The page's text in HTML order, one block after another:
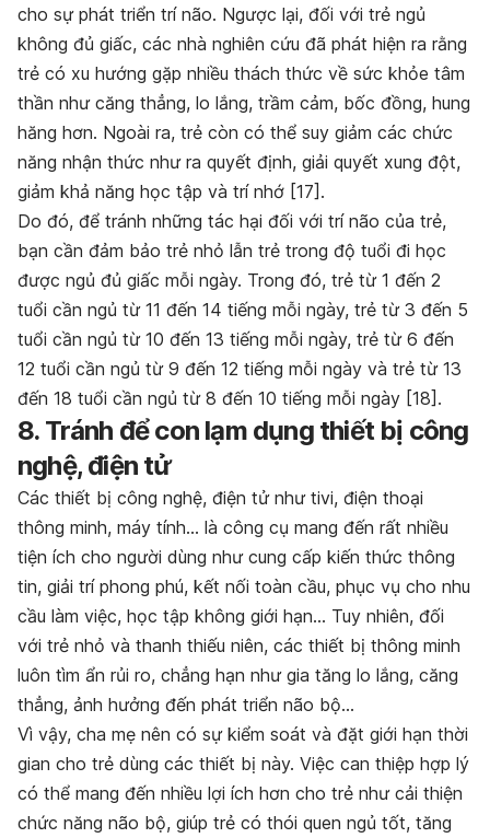
cho sự phát triển trí não. Ngược lại, đối với trẻ ngủ
không đủ giấc, các nhà nghiên cứu đã phát hiện ra rằng
trẻ có xu hướng gặp nhiều thách thức về sức khỏe tâm
thần như căng thẳng, lo lắng, trầm cảm, bốc đồng, hung
hăng hơn. Ngoài ra, trẻ còn có thể suy giảm các chức
năng nhận thức như ra quyết định, giải quyết xung đột,
giảm khả năng học tập và trí nhớ [17].
Do đó, để tránh những tác hại đối với trí não của trẻ,
bạn cần đảm bảo trẻ nhỏ lẫn trẻ trong độ tuổi đi học
được ngủ đủ giấc mỗi ngày. Trong đó, trẻ từ 1 đến 2
tuổi cần ngủ từ 11 đến 14 tiếng mỗi ngày, trẻ từ 3 đến 5
tuổi cần ngủ từ 10 đến 13 tiếng mỗi ngày, trẻ từ 6 đến
12 tuổi cần ngủ từ 9 đến 12 tiếng mỗi ngày và trẻ từ 13
đến 18 tuổi cần ngủ từ 8 đến 10 tiếng mỗi ngày [18].
8. Tránh để con lạm dụng thiết bị công
nghệ, điện tử
Các thiết bị công nghệ, điện tử như tivi, điện thoại
thông minh, máy tính… là công cụ mang đến rất nhiều
tiện ích cho người dùng như cung cấp kiến thức thông
tin, giải trí phong phú, kết nối toàn cầu, phục vụ cho nhu
cầu làm việc, học tập không giới hạn… Tuy nhiên, đối
với trẻ nhỏ và thanh thiếu niên, các thiết bị thông minh
luôn tìm ẩn rủi ro, chẳng hạn như gia tăng lo lắng, căng
thẳng, ảnh hưởng đến phát triển não bộ…
Vì vậy, cha mẹ nên có sự kiểm soát và đặt giới hạn thời
gian cho trẻ dùng các thiết bị này. Việc can thiệp hợp lý
có thể mang đến nhiều lợi ích hơn cho trẻ như cải thiện
chức năng não bộ, giúp trẻ có thói quen ngủ tốt, tăng